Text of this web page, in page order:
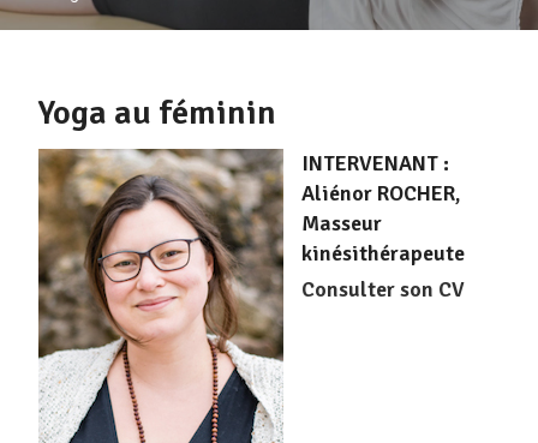
Yoga au féminin
INTERVENANT :
Aliénor ROCHER,
Masseur
kinésithérapeute
Consulter son CV